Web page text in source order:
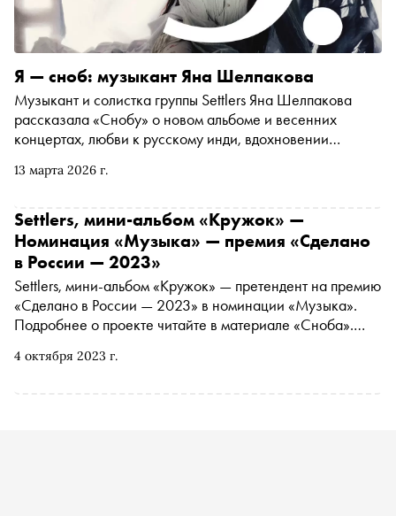
13 марта 2026 г.
Я — сноб: музыкант Яна Шелпакова
Музыкант и солистка группы Settlers Яна Шелпакова
рассказала «Снобу» о новом альбоме и весенних
концертах, любви к русскому инди, вдохновении
собственного снобизма
4 октября 2023 г.
Settlers, мини-альбом «Кружок» —
Номинация «Музыка» — премия «Сделано
в России — 2023»
Settlers, мини-альбом «Кружок» — претендент на премию
«Сделано в России — 2023» в номинации «Музыка».
Подробнее о проекте читайте в материале «Сноба».
Premium&Private». Технологический партнер —